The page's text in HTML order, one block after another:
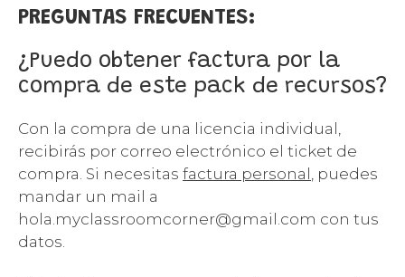
PREGUNTAS FRECUENTES:
¿Puedo obtener factura por la
compra de este pack de recursos?
Con la compra de una licencia individual,
recibirás por correo electrónico el ticket de
compra. Si necesitas factura personal , puedes
mandar un mail a
hola.myclassroomcorner@gmail.com con tus
datos.